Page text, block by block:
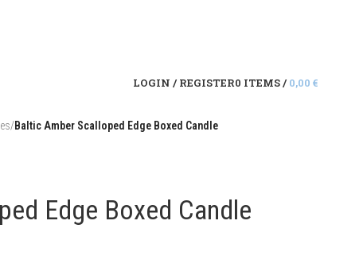
LOGIN / REGISTER0 ITEMS/ 0,00 €
/Baltic Amber Scalloped Edge Boxed Candle
Edge Boxed Candle